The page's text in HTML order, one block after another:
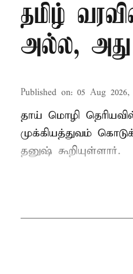
தமிழ்
அல்ல,
Published on: 05 Aug 2026,
தாய் மொழி
முக்கியத்துவம்
தனுஷ் கூறியுள்ளார்.